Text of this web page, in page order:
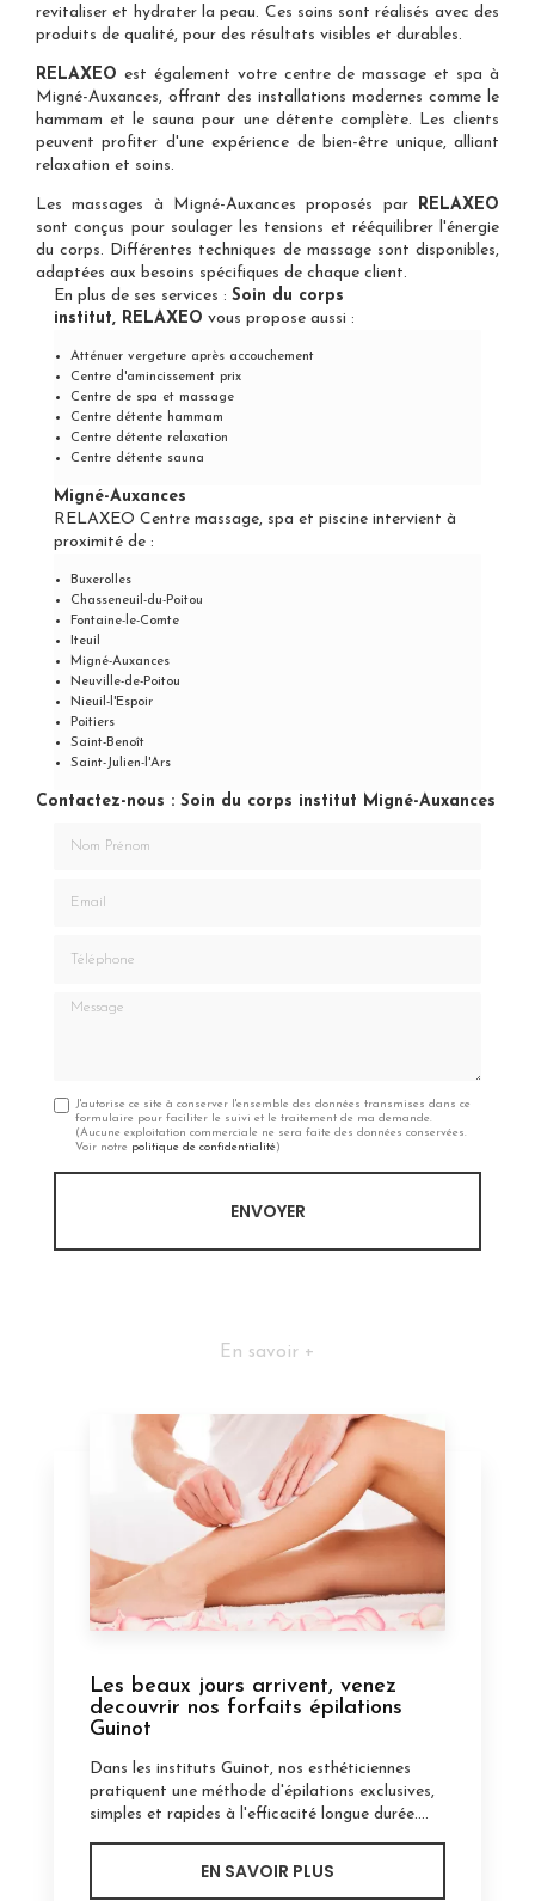
revitaliser et hydrater la peau. Ces soins sont réalisés avec des
produits de qualité, pour des résultats visibles et durables.
RELAXEO est également votre centre de massage et spa à
Migné-Auxances, offrant des installations modernes comme le
hammam et le sauna pour une détente complète. Les clients
peuvent profiter d'une expérience de bien-être unique, alliant
relaxation et soins.
Lesmassages à Migné-Auxances proposés par
RELAXEO
sont conçus pour soulager les tensions et rééquilibrer l'énergie
du corps. Différentes techniques de massage sont disponibles,
adaptées aux besoins spécifiques de chaque client.
En plus de ses services : Soin du corps
institut, RELAXEO vous propose aussi :
Atténuer vergeture après accouchement
Centre d'amincissement prix
Centre de spa et massage
Centre détente hammam
Centre détente relaxation
Centre détente sauna
Migné-Auxances
RELAXEO Centre massage, spa et piscine intervient à
proximité de :
Buxerolles
Chasseneuil-du-Poitou
Fontaine-le-Comte
Iteuil
Migné-Auxances
Neuville-de-Poitou
Nieuil-l'Espoir
Poitiers
Saint-Benoît
Saint-Julien-l'Ars
Contactez-nous : Soin du corps institut Migné-Auxances
Message
J'autorise ce site à conserver l'ensemble des données transmises dans ce
formulaire pour faciliter le suivi et le traitement de ma demande.
(Aucune exploitation commerciale ne sera faite des données conservées.
Voir notre politique de confidentialité)
En savoir +
Les beaux jours arrivent, venez
decouvrir nos forfaits épilations
Guinot
Dans les instituts Guinot, nos esthéticiennes
pratiquent une méthode d'épilations exclusives,
simples et rapides à l'efficacité longue durée....
EN SAVOIR PLUS